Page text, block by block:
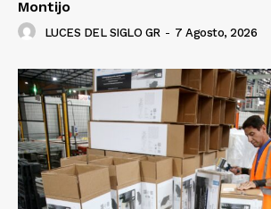
Empresa
Nosotros
Contacto
Política de privacidad
Montijo
LUCES DEL SIGLO GR - 7 Agosto, 2026